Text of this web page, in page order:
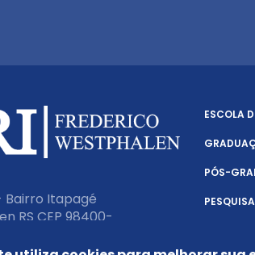
Bairro Itapagé
RS CEP 98400-
ESCOLA
PÓS-